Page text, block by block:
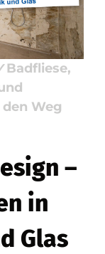
Stein
–
Weg
–
in
Glas